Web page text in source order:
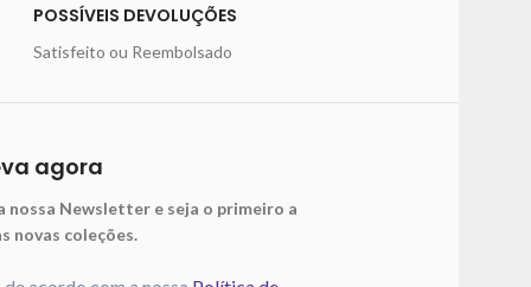
POSSÍVEIS DEVOLUÇÕES
Satisfeito ou Reembolsado
agora
nossa Newsletter e seja o primeiro a
novas coleções.